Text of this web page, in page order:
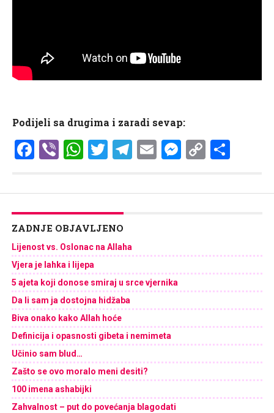
Podijeli sa drugima i zaradi sevap:
Facebook
ViberWhatsApp
Twitter
Telegram
Email Copy
ZADNJE OBJAVLJENO
Lijenost vs. Oslonac na Allaha
Vjera je lahka i lijepa
5 ajeta koji donose smiraj u srce vjernika
Da li sam ja dostojna hidžaba
Biva onako kako Allah hoće
Definicija i opasnosti gibeta i nemimeta
Učinio sam blud…
Zašto se ovo moralo meni desiti?
100 imena ashabijki
Zahvalnost – put do povećanja blagodati